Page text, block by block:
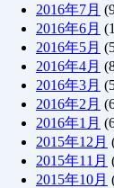
2016年7月
2016年6月
2016年5月
2016年4月
2016年3月
2016年2月
2016年1月
2015年12月
2015年11月
2015年10月